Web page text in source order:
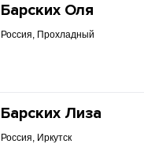
Барских Оля
Россия, Прохладный
Барских Лиза
Россия, Иркутск